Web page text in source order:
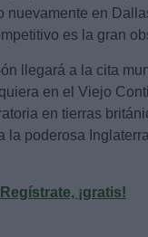
nuevamente en
es la gran
llegará a la cita
en el Viejo
en tierras
la poderosa
¡gratis!